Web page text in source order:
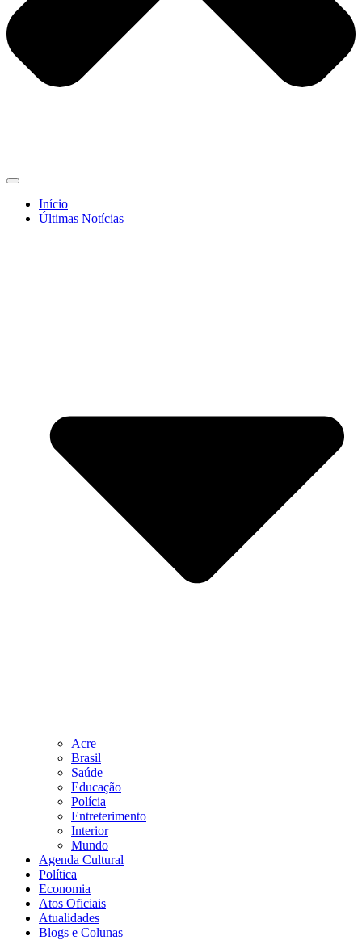
Início
Últimas Notícias
Acre
Brasil
Saúde
Educação
Polícia
Entreterimento
Interior
Mundo
Agenda Cultural
Política
Economia
Atos Oficiais
Atualidades
Blogs e Colunas